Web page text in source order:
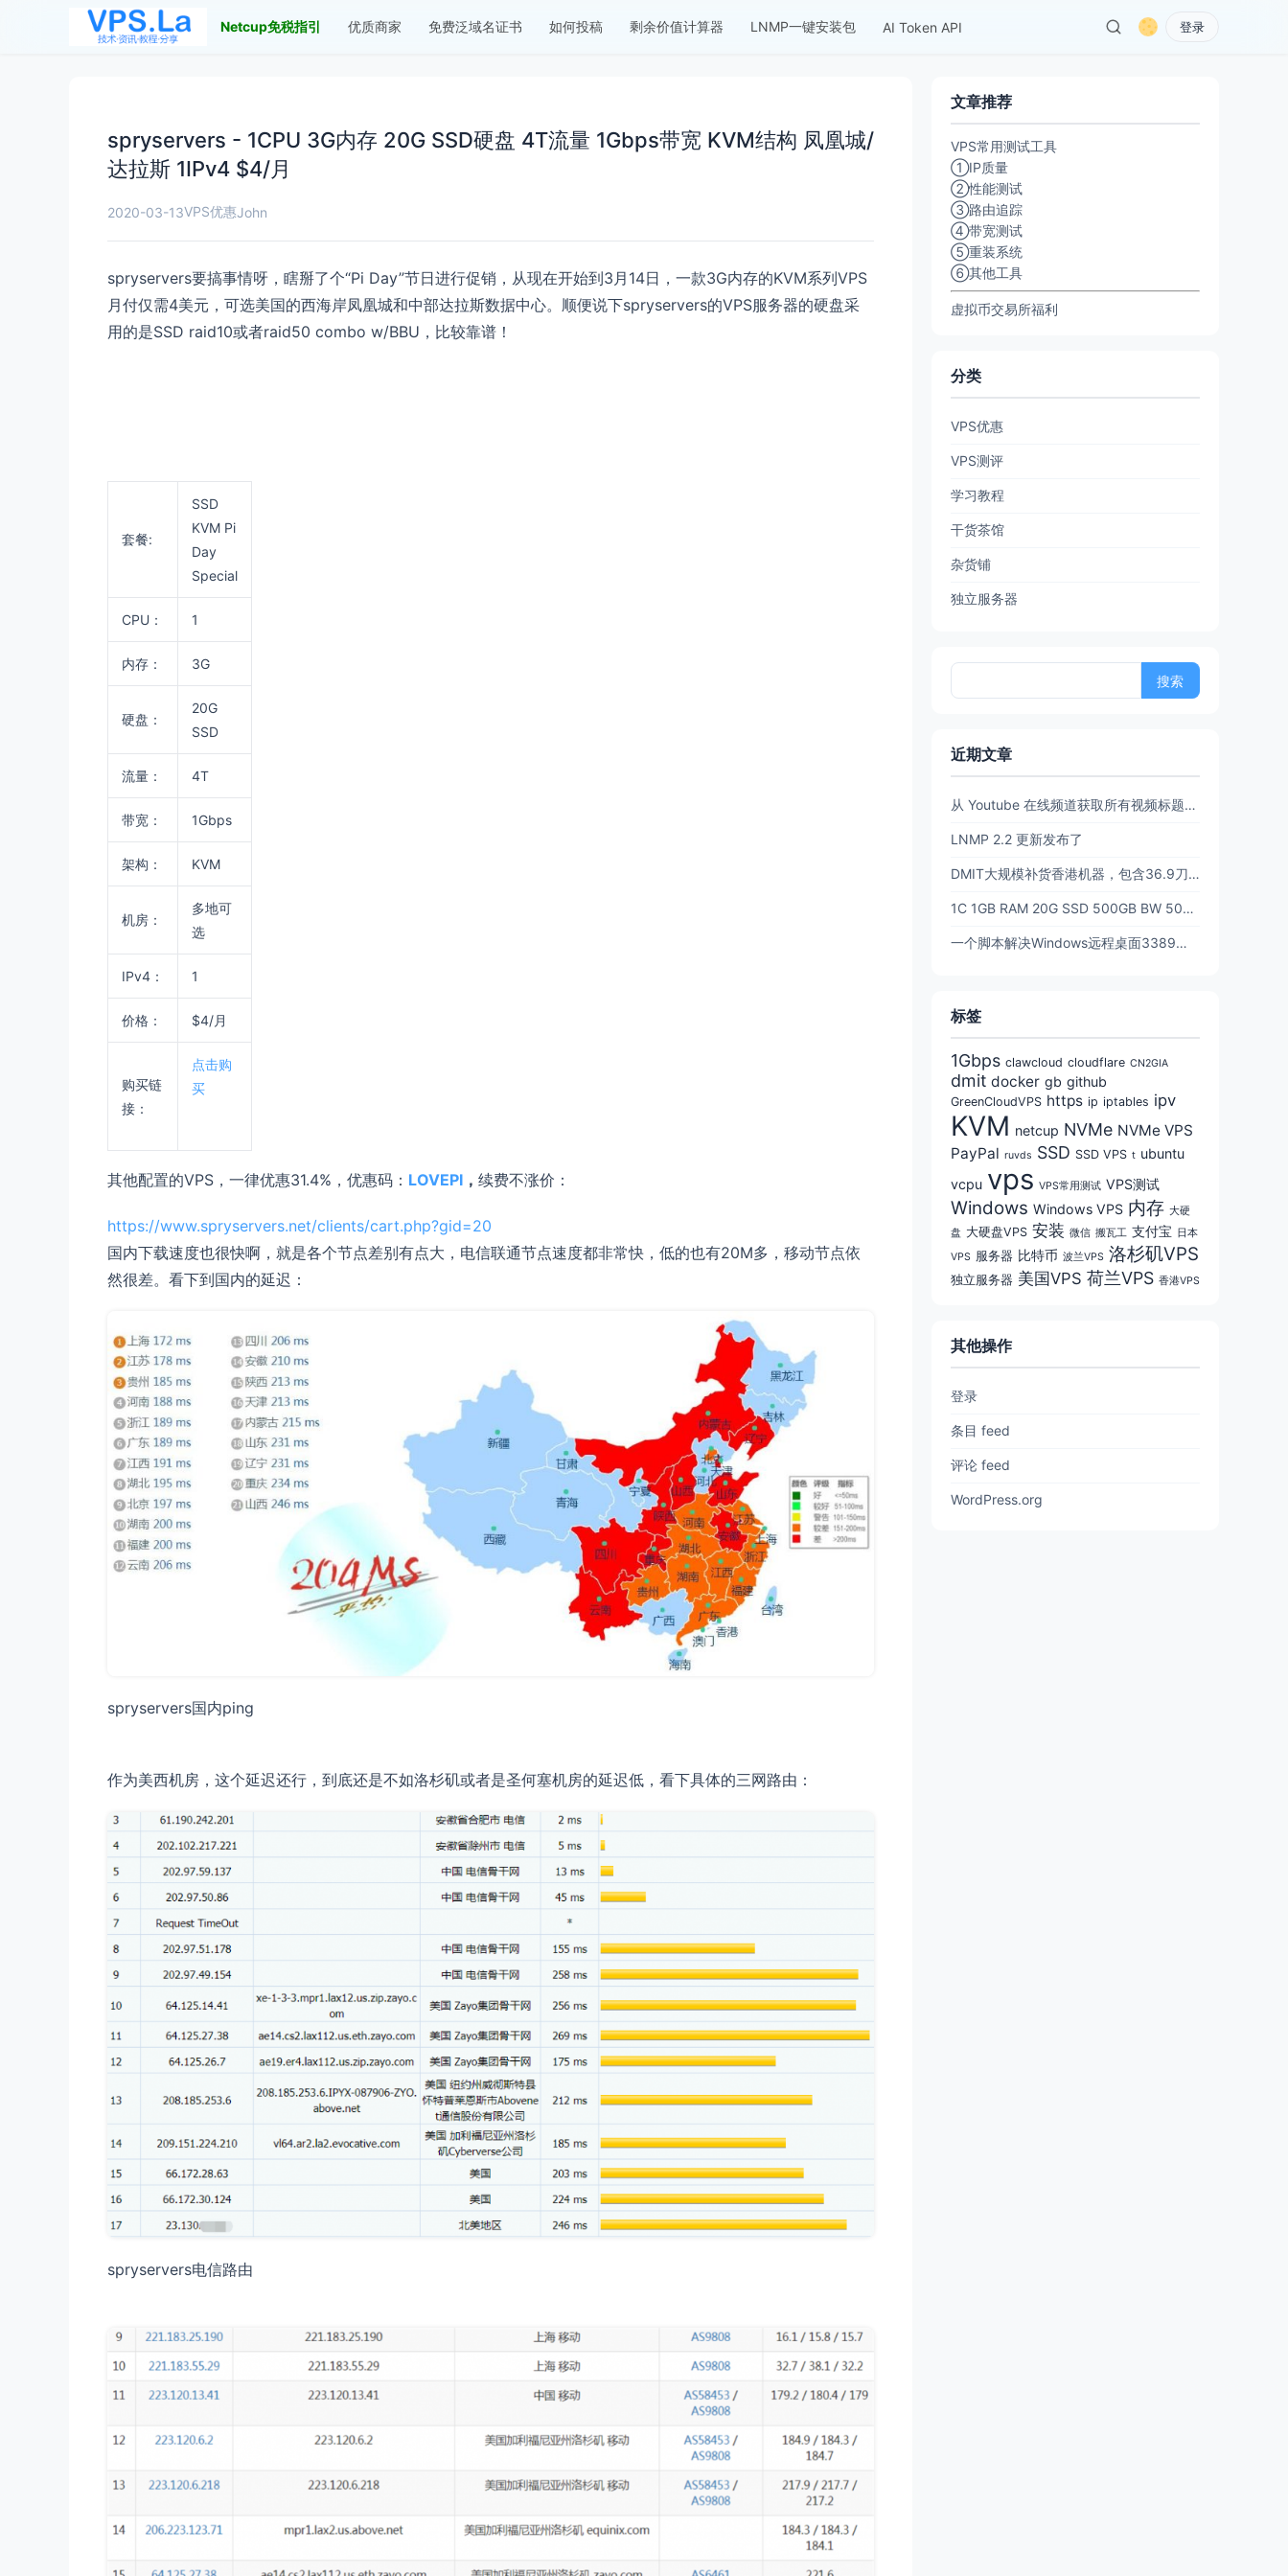
Netcup免税指引 优质商家 免费泛域名证书 如何投稿 剩余价值计算器 LNMP一键安装包 AI Token API 登录
spryservers - 1CPU 3G内存 20G SSD硬盘 4T流量 1Gbps带宽 KVM结构 凤凰城/
达拉斯 1IPv4 $4/月
2020-03-13VPS优惠John
spryservers要搞事情呀，瞎掰了个“Pi Day”节日进行促销，从现在开始到3月14日，一款3G内存的KVM系列VPS
月付仅需4美元，可选美国的西海岸凤凰城和中部达拉斯数据中心。顺便说下spryservers的VPS服务器的硬盘采
用的是SSD raid10或者raid50 combo w/BBU，比较靠谱！
套餐:
SSD
KVM Pi
Day
Special
CPU： 1
内存： 3G
硬盘：
20G
SSD
流量： 4T
带宽： 1Gbps
架构： KVM
机房：
多地可
选
IPv4： 1
价格： $4/月
购买链
接：
点击购
买
其他配置的VPS，一律优惠31.4%，优惠码： LOVEPI ， 续费不涨价：
https://www.spryservers.net/clients/cart.php?gid=20
国内下载速度也很快啊，就是各个节点差别有点大，电信联通节点速度都非常快，低的也有20M多，移动节点依
然很差。看下到国内的延迟：
spryservers国内ping
作为美西机房，这个延迟还行，到底还是不如洛杉矶或者是圣何塞机房的延迟低，看下具体的三网路由：
spryservers电信路由
文章推荐
VPS常用测试工具
①IP质量
②性能测试
③路由追踪
④带宽测试
⑤重装系统
⑥其他工具
虚拟币交易所福利
分类
VPS优惠
VPS测评
学习教程
干货茶馆
杂货铺
独立服务器
近期文章
从 Youtube 在线频道获取所有视频标题和链接 (URL)【20260702亲测有效】
LNMP 2.2 更新发布了
DMIT大规模补货香港机器，包含36.9刀的t1年付香港！！
1C 1GB RAM 20G SSD 500GB BW 500Mbps 三网CN2GIA回程优化线路 $39.9/年 - DMIT
一个脚本解决Windows远程桌面3389端口更改，防止被扫描，提高安全性(含防火墙放行)
标签
1Gbps clawcloud cloudflare CN2GIA
dmit docker gb github
GreenCloudVPS https ip iptables ipv
KVM netcup NVMe NVMe VPS
PayPal ruvds SSD SSD VPS t ubuntu
vcpu vps VPS常用测试 VPS测试
Windows Windows VPS 内存 大硬
盘 大硬盘VPS 安装 微信 搬瓦工 支付宝 日本
VPS 服务器 比特币 波兰VPS 洛杉矶VPS
独立服务器 美国VPS 荷兰VPS 香港VPS
其他操作
登录
条目 feed
评论 feed
WordPress.org